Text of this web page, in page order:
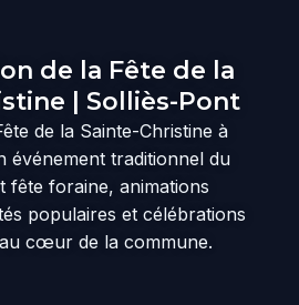
de la Fête de la
| Solliès-Pont
de la Sainte-Christine à
événement traditionnel du
fête foraine, animations
populaires et célébrations
cœur de la commune.